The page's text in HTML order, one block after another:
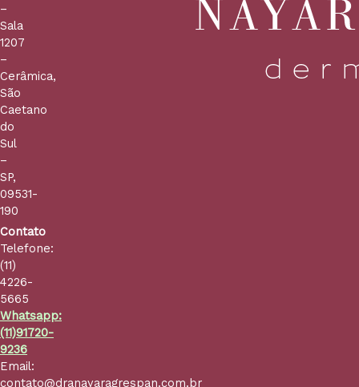
–
Sala
1207
–
Cerâmica,
São
Caetano
do
Sul
–
SP,
09531-
190
Contato
Telefone:
(11)
4226-
5665
Whatsapp:
(11)91720-
9236
Email:
contato@dranayaragrespan.com.br